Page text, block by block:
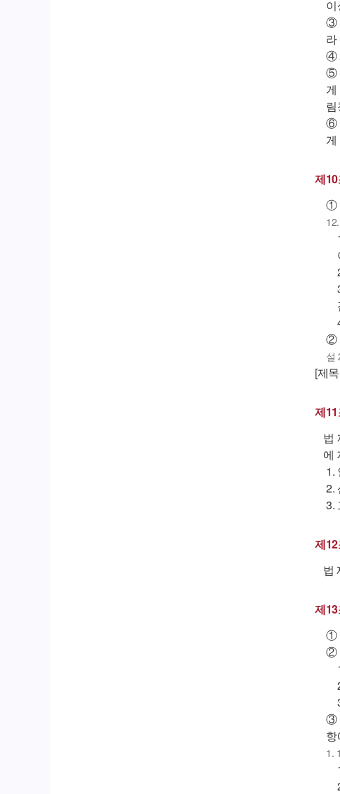
③
④
⑤
⑥
제
①
②
설
[제
제
법
에
1.
2.
3.
제
법
제
①
②
③
1.